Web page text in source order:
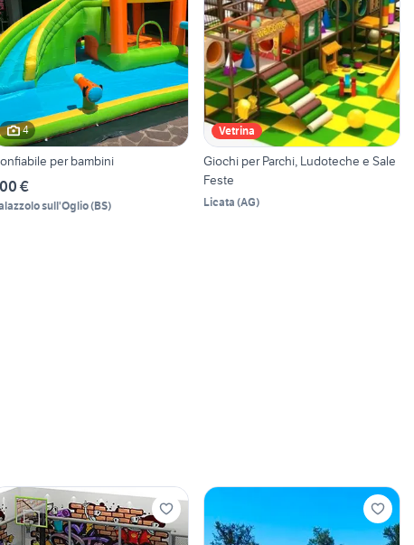
4
per bambini
€
sull'Oglio(BS)
Vetrina
Giochi per Parchi, Ludoteche e Sale
Feste
Licata (AG)